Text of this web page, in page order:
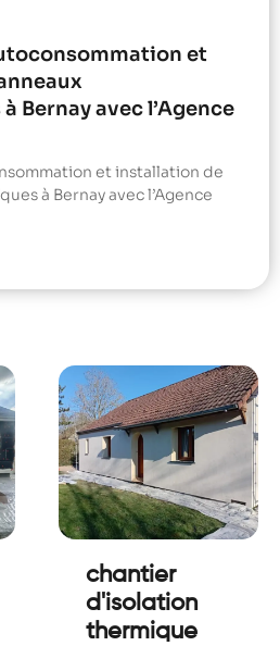
et
Bernay avec l’Agence
et installation de
à Bernay avec l’Agence
chantier
d'isolation
thermique